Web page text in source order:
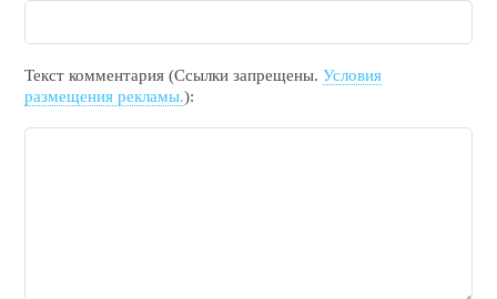
Текст комментария (Ссылки запрещены.Условия
размещения рекламы.):